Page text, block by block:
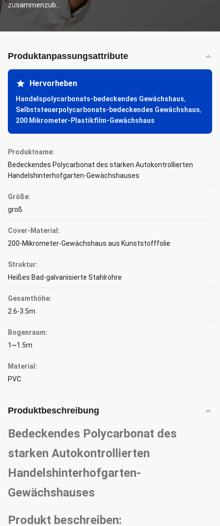
zusammenzub...
Produktanpassungsattribute
Hervorheben
Handelspolycarbonats-bedeckendes Gewächshaus,
Selbststeuerpolycarbonats-bedeckendes Gewächshaus,
200 Mikrometer-Plastikfilm-Gewächshaus
Produktname:
Bedeckendes Polycarbonat des starken Autokontrollierten
Handelshinterhofgarten-Gewächshauses
Größe:
groß
Cover-Material:
200-Mikrometer-Gewächshaus aus Kunststofffolie
Struktur:
Heißes Bad-galvanisierte Stahlrohre
Gesamthöhe:
2.6-3.5m
Bogenraum:
1~1.5m
Material:
PVC
Produktbeschreibung
Bedeckendes Polycarbonat des
starken Autokontrollierten
Handelshinterhofgarten-
Gewächshauses
Produkt beschreiben: